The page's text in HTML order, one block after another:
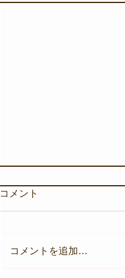
コメント
コメントを追加…